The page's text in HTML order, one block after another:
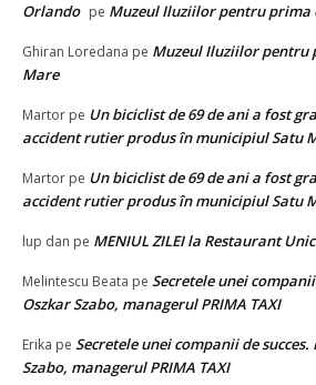
Orlando pe Muzeul Iluziilor pentru prima
Ghiran Loredana pe Muzeul Iluziilor pentru
Mare
Martor pe Un biciclist de 69 de ani a fost
accident rutier produs în municipiul Satu
Martor pe Un biciclist de 69 de ani a fost
accident rutier produs în municipiul Satu
lup dan pe MENIUL ZILEI la Restaurant Unic
Melintescu Beata pe Secretele unei
Oszkar Szabo, managerul PRIMA TAXI
Erika pe Secretele unei companii de
Szabo, managerul PRIMA TAXI